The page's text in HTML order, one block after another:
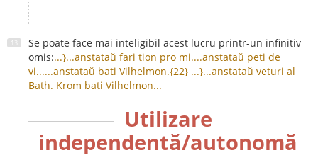
Se poate face mai inteligibil acest lucru printr-un infinitiv
omis:...}...anstataŭ fari tion pro mi....anstataŭ peti de
vi......anstataŭ bati Vilhelmon.{22} ...}...anstataŭ veturi al
Bath. Krom bati Vilhelmon...
Utilizare
independentă/autonomă